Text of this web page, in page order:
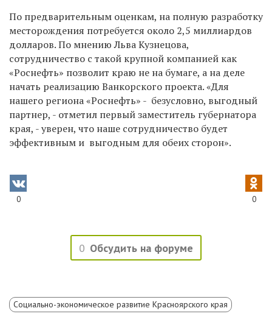
По предварительным оценкам, на полную разработку
месторождения потребуется около 2,5 миллиардов
долларов. По мнению Льва Кузнецова,
сотрудничество с такой крупной компанией как
«Роснефть» позволит краю не на бумаге, а на деле
начать реализацию Ванкорского проекта. «Для
нашего региона «Роснефть» - безусловно, выгодный
партнер, - отметил первый заместитель губернатора
края, - уверен, что наше сотрудничество будет
эффективным и выгодным для обеих сторон».
0 0
0 Обсудить на форуме
Социально-экономическое развитие Красноярского края